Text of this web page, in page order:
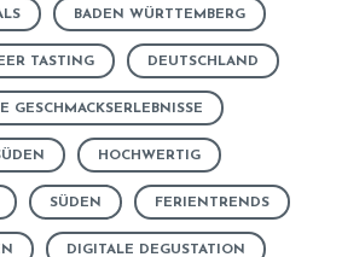
BADEN WÜRTTEMBERG
TASTING DEUTSCHLAND
GESCHMACKSERLEBNISSE
HOCHWERTIG
SÜDEN FERIENTRENDS
DIGITALE DEGUSTATION